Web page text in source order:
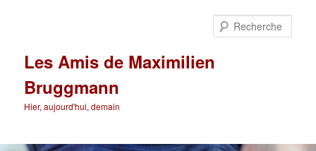
Les Amis de Maximilien
Bruggmann
Hier, aujourd'hui, demain